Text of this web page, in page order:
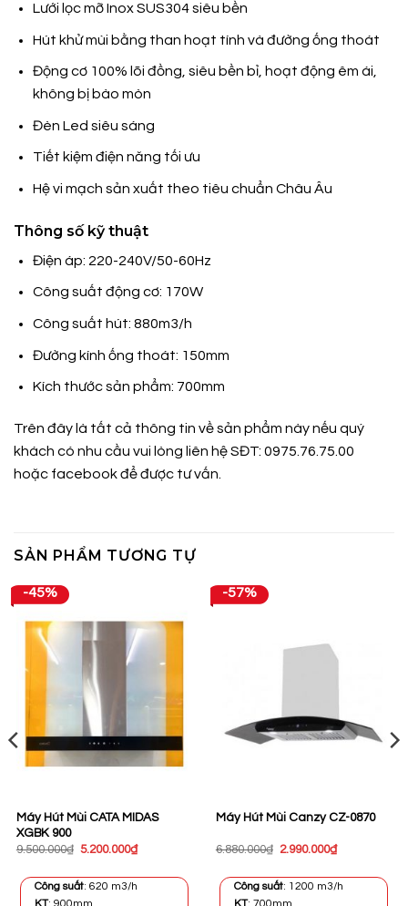
Lưới lọc mỡ Inox SUS304 siêu bền
Hút khử mùi bằng than hoạt tính và đường ống thoát
Động cơ 100% lõi đồng, siêu bền bỉ, hoạt động êm ái,
không bị bào mòn
Đèn Led siêu sáng
Tiết kiệm điện năng tối ưu
Hệ vi mạch sản xuất theo tiêu chuẩn Châu Âu
Thông số kỹ thuật
Điện áp: 220-240V/50-60Hz
Công suất động cơ: 170W
Công suất hút: 880m3/h
Đường kính ống thoát: 150mm
Kích thước sản phẩm: 700mm
Trên đây là tất cả thông tin về sản phẩm này nếu quý
khách có nhu cầu vui lòng liên hệ SĐT: 0975.76.75.00
hoặc facebookđể được tư vấn.
SẢN PHẨM TƯƠNG TỰ
-45%
Máy Hút Mùi CATA MIDAS
XGBK 900
9.500.000₫ Giá
9.500.000₫.
5.200.000₫Giá
là:
Công suất: 620 m3/h
-57%
Máy Hút Mùi Canzy CZ-0870
6.880.000₫ Giá
6.880.000₫.
2.990.000₫Giá
là:
Công suất: 1200 m3/h